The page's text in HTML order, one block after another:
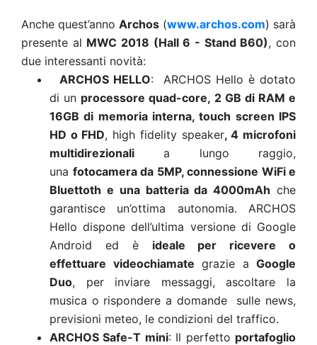
Anche quest’anno Archos (www.archos.com) sarà
presente al MWC 2018 (Hall 6 - Stand B60), con
due interessanti novità:
ARCHOS HELLO: ARCHOS Hello è dotato
di un processore quad-core, 2 GB di RAM e
16GB di memoria interna, touch screen IPS
HD o FHD, high fidelity speaker, 4 microfoni
multidirezionali a lungo raggio,
una fotocamera da 5MP, connessione WiFi e
Bluettoth e una batteria da 4000mAh che
garantisce un’ottima autonomia. ARCHOS
Hello dispone dell’ultima versione di Google
Android ed è ideale per ricevere o
effettuare videochiamate grazie a Google
Duo, per inviare messaggi, ascoltare la
musica o rispondere a domande sulle news,
previsioni meteo, le condizioni del traffico.
ARCHOS Safe-T mini: Il perfetto portafoglio